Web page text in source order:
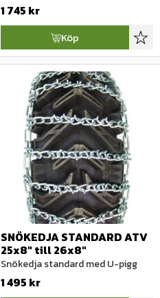
1 745 kr
Köp
SNÖKEDJA STANDARD ATV
25x8" till 26x8"
Snökedja standard med U-pigg
1 495 kr